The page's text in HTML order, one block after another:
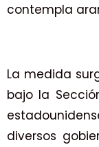
contempla
La medida
bajo la
diversos